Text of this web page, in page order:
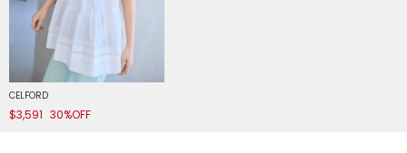
CELFORD
$3,591 30%OFF